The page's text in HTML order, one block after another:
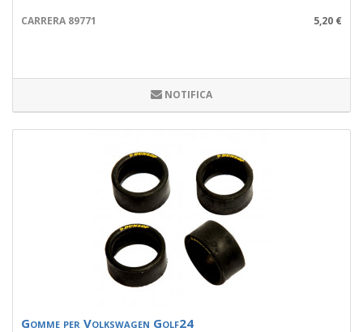
CARRERA 89771 5,20 €
NOTIFICA
Gomme per Volkswagen Golf24